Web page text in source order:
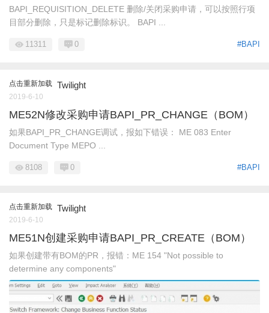
BAPI_REQUISITION_DELETE 删除/关闭采购申请，可以按照行项
目部分删除，只是标记删除标识。 BAPI ...
#BAPI
11311 0
点击重新加载 Twilight
2019-6-10
ME52N修改采购申请BAPI_PR_CHANGE（BOM）
如果BAPI_PR_CHANGE调试，报如下错误： ME 083 Enter
Document Type MEPO ...
#BAPI
8108 0
点击重新加载 Twilight
2019-6-10
ME51N创建采购申请BAPI_PR_CREATE（BOM）
如果创建带有BOM的PR，报错：ME 154 "Not possible to
determine any components"